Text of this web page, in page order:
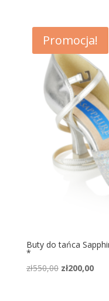
zł570,00.
Promocja!
Buty do tańca
*
zł550,00 Pierwotna
zł200,00